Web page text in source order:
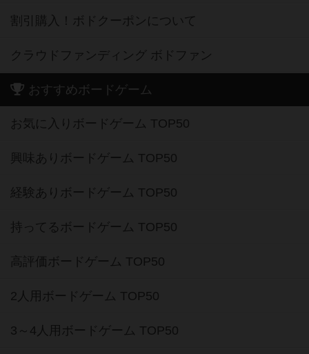
割引購入！ボドクーポンについて
クラウドファンディング ボドファン
おすすめボードゲーム
お気に入りボードゲーム TOP50
興味ありボードゲーム TOP50
経験ありボードゲーム TOP50
持ってるボードゲーム TOP50
高評価ボードゲーム TOP50
2人用ボードゲーム TOP50
3～4人用ボードゲーム TOP50